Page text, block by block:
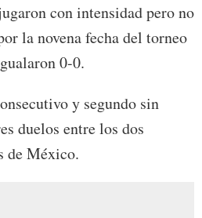
con intensidad pero no
la novena fecha del torneo
0-0.
y segundo sin
duelos entre los dos
de México.